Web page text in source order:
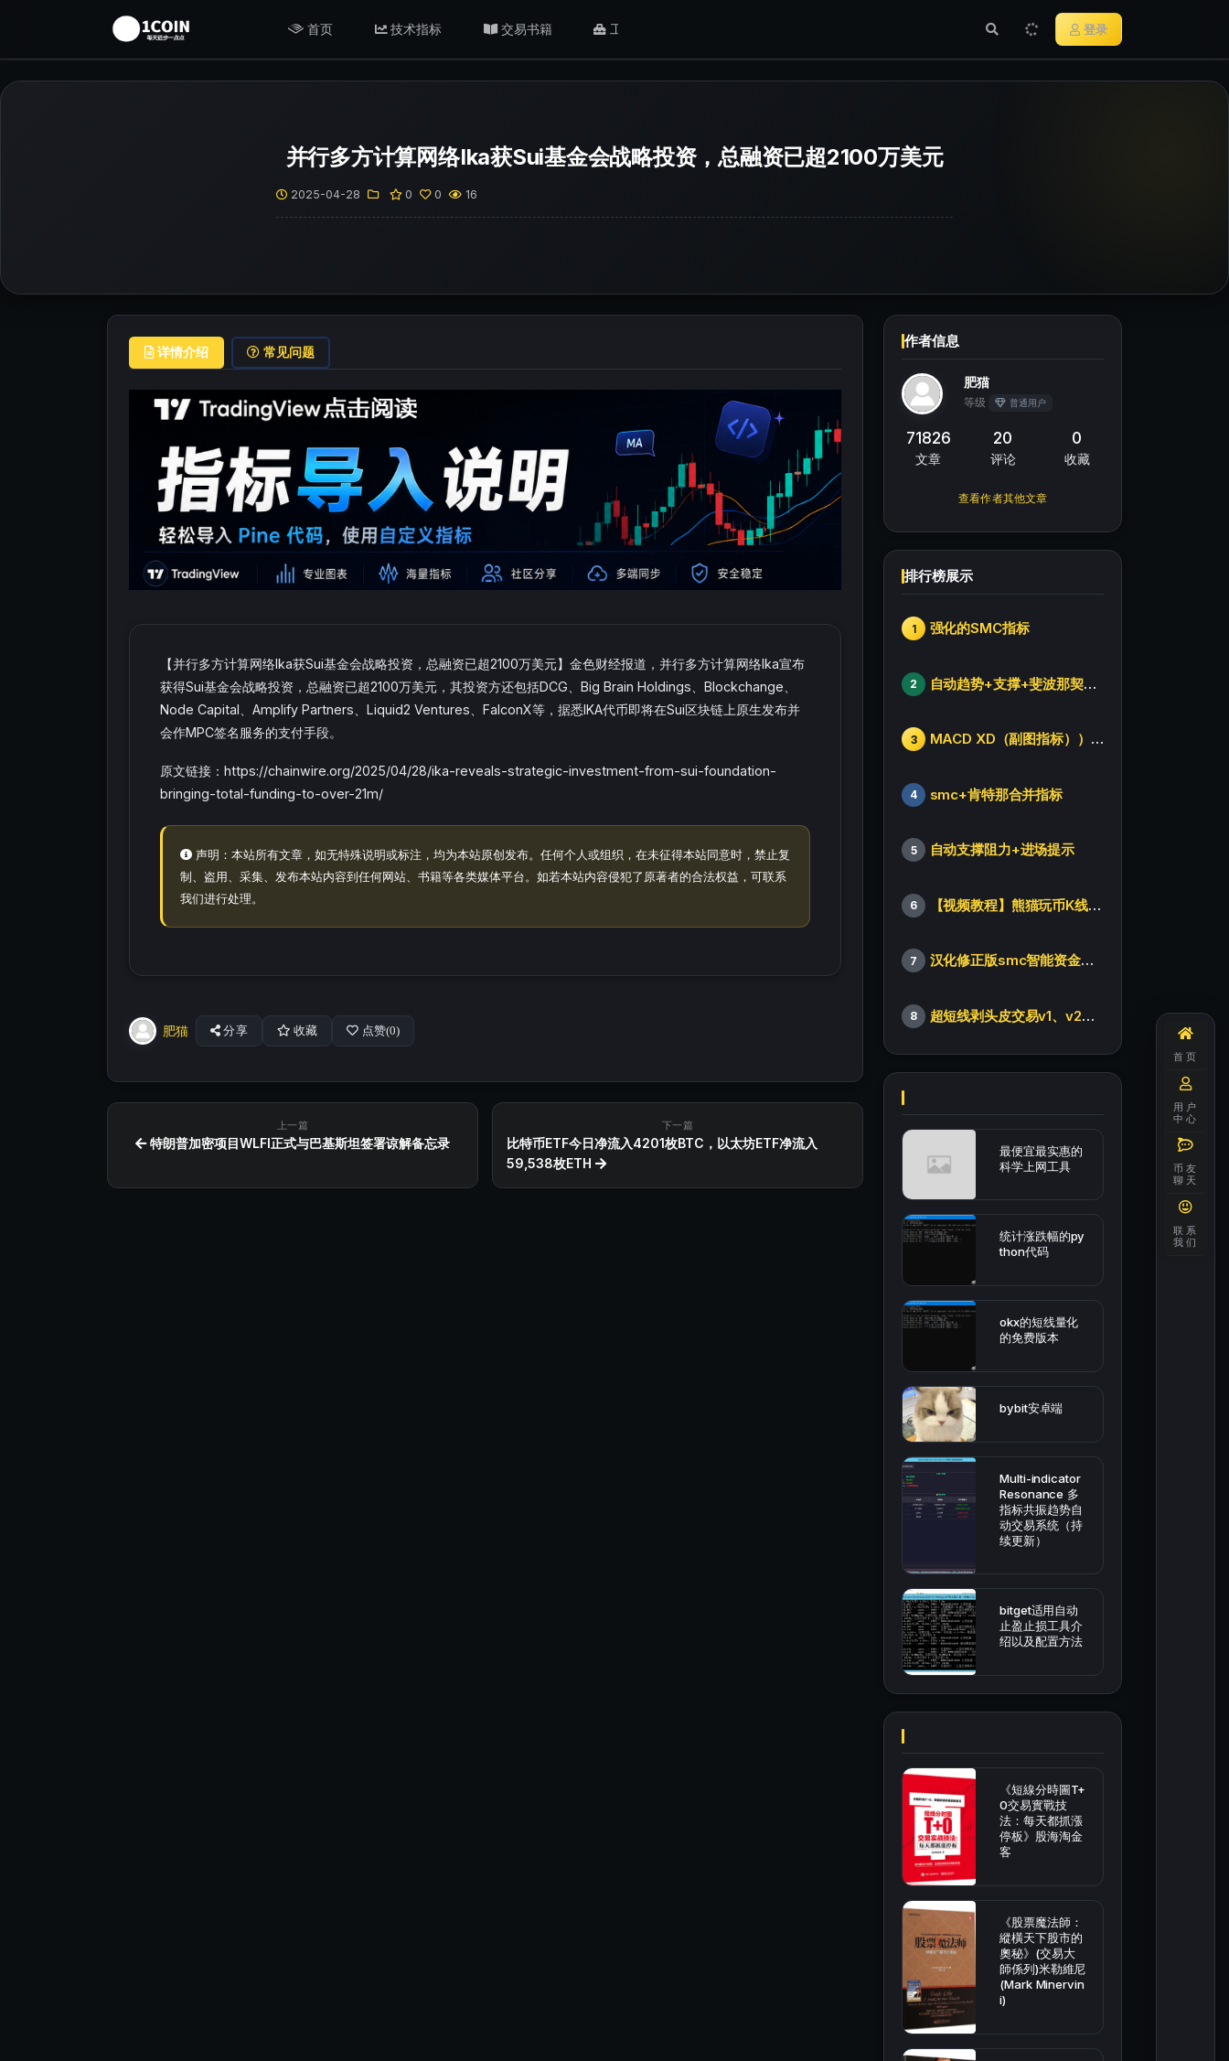
首页 技术指标 交易书籍 工具/返佣 登录
并行多方计算网络Ika获Sui基金会战略投资，总融资已超2100万美元
2025-04-28 0 0 16
详情介绍 常见问题
【并行多方计算网络Ika获Sui基金会战略投资，总融资已超2100万美元】金色财经报道，并行多方计算网络Ika宣布
获得Sui基金会战略投资，总融资已超2100万美元，其投资方还包括DCG、Big Brain Holdings、Blockchange、
Node Capital、Amplify Partners、Liquid2 Ventures、FalconX等，据悉IKA代币即将在Sui区块链上原生发布并
会作MPC签名服务的支付手段。
原文链接：https://chainwire.org/2025/04/28/ika-reveals-strategic-investment-from-sui-foundation-
bringing-total-funding-to-over-21m/
声明：本站所有文章，如无特殊说明或标注，均为本站原创发布。任何个人或组织，在未征得本站同意时，禁止复
制、盗用、采集、发布本站内容到任何网站、书籍等各类媒体平台。如若本站内容侵犯了原著者的合法权益，可联系
我们进行处理。
肥猫 分享 收藏 点赞(0)
上一篇
特朗普加密项目WLFI正式与巴基斯坦签署谅解备忘录
下一篇
比特币ETF今日净流入4201枚BTC，以太坊ETF净流入
59,538枚ETH
作者信息
肥猫
等级 普通用户
71826
文章
20
评论
0
收藏
查看作者其他文章
排行榜展示
1 强化的SMC指标
2 自动趋势+支撑+斐波那契+箱体
3 MACD XD（副图指标））修改版
4 smc+肯特那合并指标
5 自动支撑阻力+进场提示
6 【视频教程】熊猫玩币K线后的秘密（全集）
7 汉化修正版smc智能资金订单指标
8 超短线剥头皮交易v1、v2版本
最便宜最实惠的
科学上网工具
统计涨跌幅的py
thon代码
okx的短线量化
的免费版本
bybit安卓端
Multi-indicator
Resonance 多
指标共振趋势自
动交易系统（持
续更新）
bitget适用自动
止盈止损工具介
绍以及配置方法
《短線分時圖T+
0交易實戰技
法：每天都抓漲
停板》股海淘金
客
《股票魔法師：
縱橫天下股市的
奧秘》(交易大
師係列)米勒維尼
(Mark Minervin
i)
首页
用户
中心
币友
聊天
联系
我们